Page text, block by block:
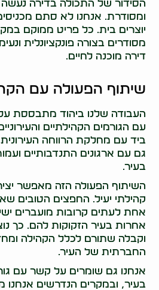
הסידור של התכולה בדירה
ומסודרת. אנחנו לא סתם
יוצרים בית. כל פריט ממוקם
מסודרים בצורה פונקציונלית
דירה מוכנה לחיים.
שיתוף הפעולה עם
העבודה שלנו ביהוד מתבססת
עם הגורמים הקהילתיים
ביד עם מחלקת הרווחה
גם עם ארגונים התנדבותיים
בעיר.
השיתוף הפעולה הזה מאפשר
קהילתי יעיל. החפצים הטובים
אחת לעתים קרובות מועברים
אחרות בעיר הזקוקות להם. כך
וקבלה שתורם לכלל הקהילה
החברתית של העיר.
אנחנו גם שומרים על קשר עם
בעיר, ובמקרים הנדרשים אנחנו